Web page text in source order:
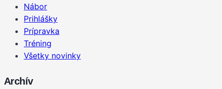
Nábor
Prihlášky
Prípravka
Tréning
Všetky novinky
Archív